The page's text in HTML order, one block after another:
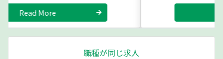
Read More
職種が同じ求人